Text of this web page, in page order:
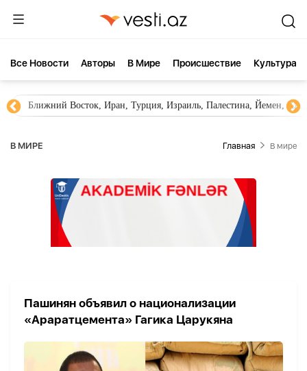
Все Новости Aвторы В Мире Происшествие Культура
Ближний Восток, Иран, Турция, Израиль, Палестина, Йемен,
В МИРЕ Главная В мире
Пашинян объявил о национализации
«Араратцемента» Гагика Царукяна